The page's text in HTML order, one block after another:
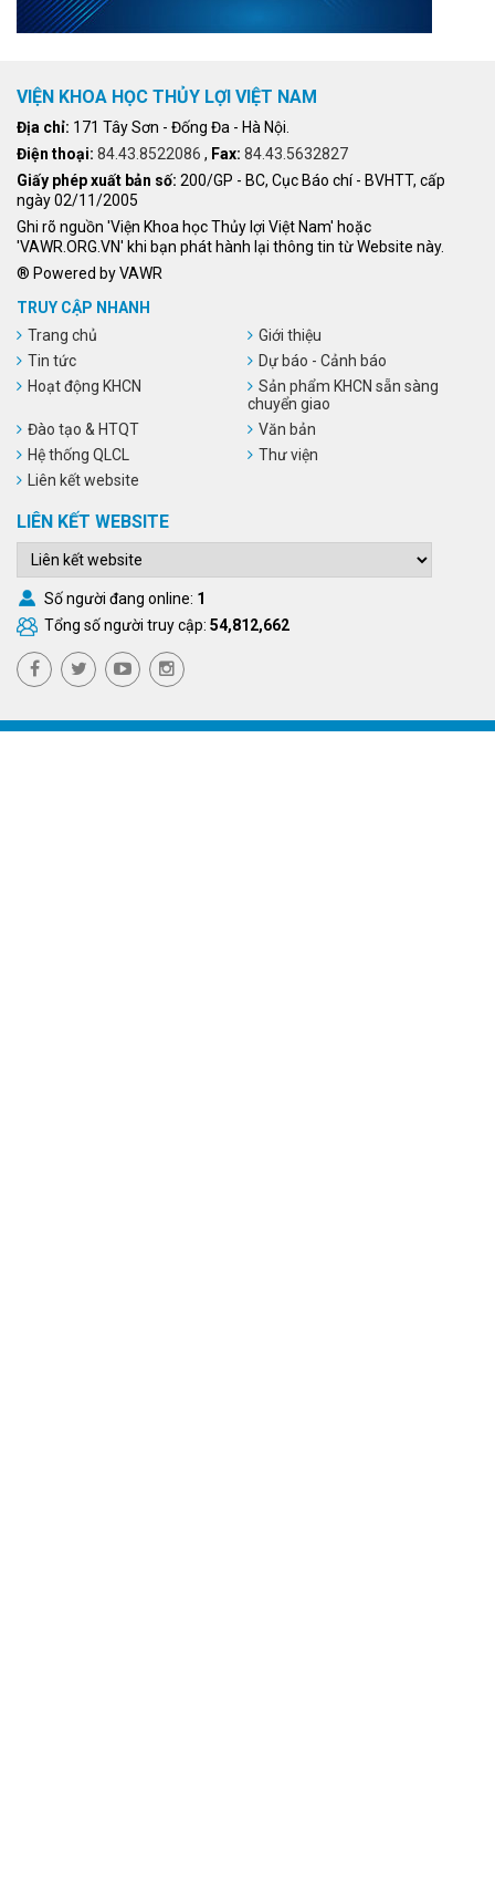
VIỆN KHOA HỌC THỦY LỢI VIỆT NAM
Địa chỉ: 171 Tây Sơn - Đống Đa - Hà Nội.
Điện thoại: 84.43.8522086 , Fax: 84.43.5632827
Giấy phép xuất bản số: 200/GP - BC, Cục Báo chí - BVHTT, cấp
ngày 02/11/2005
Ghi rõ nguồn 'Viện Khoa học Thủy lợi Việt Nam' hoặc
'VAWR.ORG.VN' khi bạn phát hành lại thông tin từ Website này.
® Powered by VAWR
TRUY CẬP NHANH
Trang chủ
Giới thiệu
Tin tức
Dự báo - Cảnh báo
Hoạt động KHCN
Sản phẩm KHCN sẵn sàng
chuyển giao
Đào tạo & HTQT
Văn bản
Hệ thống QLCL
Thư viện
Liên kết website
LIÊN KẾT WEBSITE
Số người đang online: 1
Tổng số người truy cập: 54,812,662